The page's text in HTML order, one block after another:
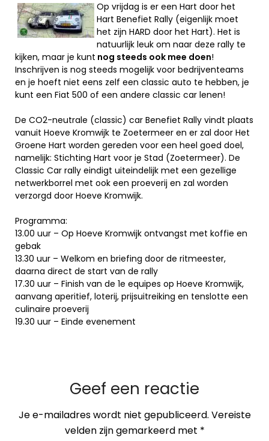
Op vrijdag is er een Hart door het
Hart Benefiet Rally (eigenlijk moet
het zijn HARD door het Hart). Het is
natuurlijk leuk om naar deze rally te
kijken, maar je kunt nog steeds ook mee doen!
Inschrijven is nog steeds mogelijk voor bedrijventeams
en je hoeft niet eens zelf een classic auto te hebben, je
kunt een Fiat 500 of een andere classic car lenen!
De CO2-neutrale (classic) car Benefiet Rally vindt plaats
vanuit Hoeve Kromwijk te Zoetermeer en er zal door Het
Groene Hart worden gereden voor een heel goed doel,
namelijk: Stichting Hart voor je Stad (Zoetermeer). De
Classic Car rally eindigt uiteindelijk met een gezellige
netwerkborrel met ook een proeverij en zal worden
verzorgd door Hoeve Kromwijk.
Programma:
13.00 uur – Op Hoeve Kromwijk ontvangst met koffie en
gebak
13.30 uur – Welkom en briefing door de ritmeester,
daarna direct de start van de rally
17.30 uur – Finish van de 1e equipes op Hoeve Kromwijk,
aanvang aperitief, loterij, prijsuitreiking en tenslotte een
culinaire proeverij
19.30 uur – Einde evenement
Geef een reactie
Je e-mailadres wordt niet gepubliceerd. Vereiste
velden zijn gemarkeerd met *